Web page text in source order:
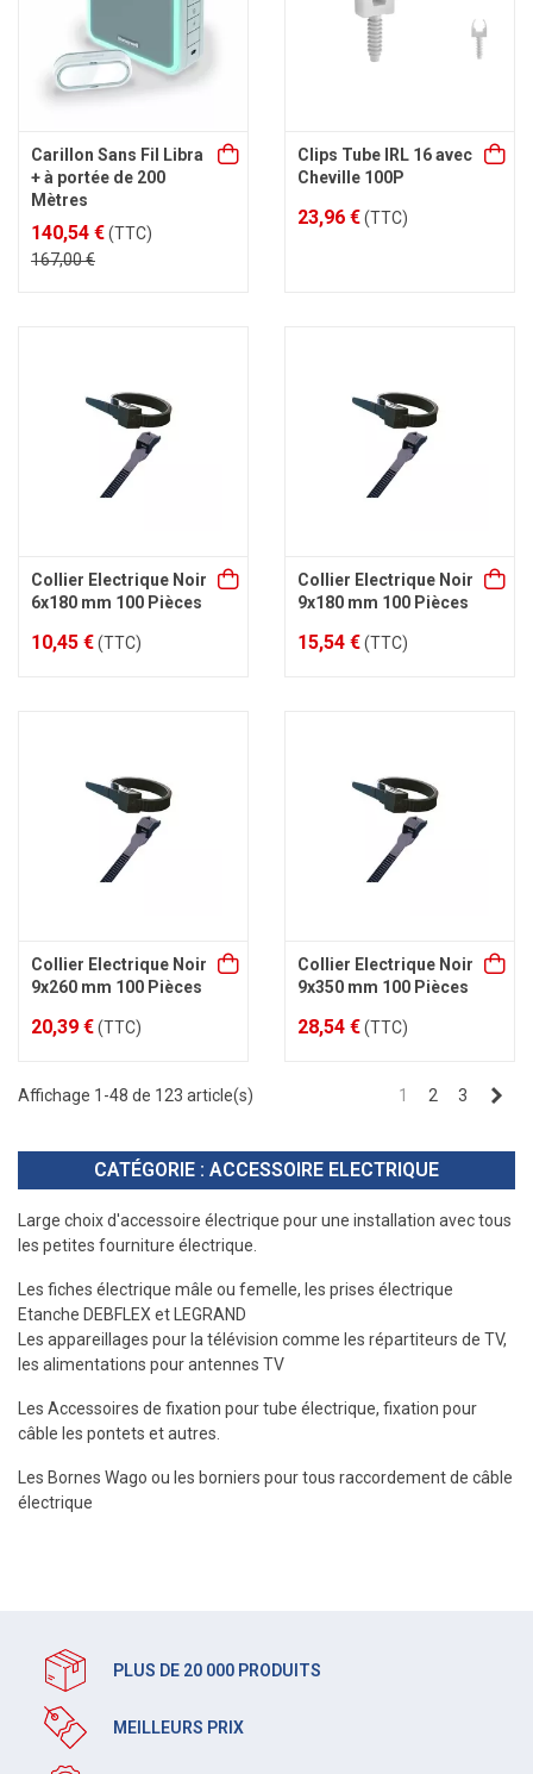
Carillon Sans Fil Libra
+ à portée de 200
Mètres
140,54 €(TTC)
167,00 €
Clips Tube IRL 16 avec
Cheville 100P
23,96 €(TTC)
Collier Electrique Noir
6x180 mm 100 Pièces
10,45 €(TTC)
Collier Electrique Noir
9x180 mm 100 Pièces
15,54 €(TTC)
Collier Electrique Noir
9x260 mm 100 Pièces
20,39 €(TTC)
Collier Electrique Noir
9x350 mm 100 Pièces
28,54 €(TTC)
Affichage 1-48 de 123 article(s) 1 2 3
CATÉGORIE : ACCESSOIRE ELECTRIQUE
Large choix d'accessoire électrique pour une installation avec tous
les petites fourniture électrique.
Les fiches électrique mâle ou femelle, les prises électrique
Etanche DEBFLEX et LEGRAND
Les appareillages pour la télévision comme les répartiteurs de TV,
les alimentations pour antennes TV
Les Accessoires de fixation pour tube électrique, fixation pour
câble les pontets et autres.
Les Bornes Wago ou les borniers pour tous raccordement de câble
électrique
PLUS DE 20 000 PRODUITS
MEILLEURS PRIX